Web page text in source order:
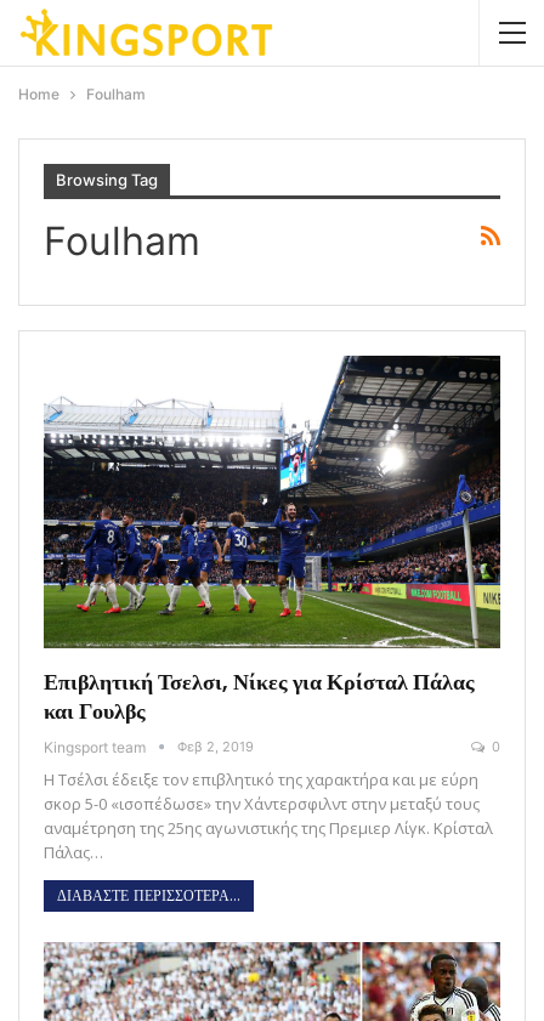
Home Foulham
Browsing Tag
Foulham
Επιβλητική Τσελσι, Νίκες για Κρίσταλ Πάλας
και Γουλβς
Kingsport team Φεβ 2, 2019 0
Η Τσέλσι έδειξε τον επιβλητικό της χαρακτήρα και με εύρη
σκορ 5-0 «ισοπέδωσε» την Χάντερσφιλντ στην μεταξύ τους
αναμέτρηση της 25ης αγωνιστικής της Πρεμιερ Λίγκ. Κρίσταλ
Πάλας…
ΔΙΑΒΑΣΤΕ ΠΕΡΙΣΣΟΤΕΡΑ...